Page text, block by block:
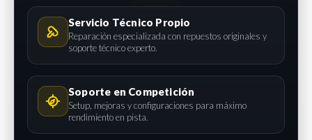
Servicio Técnico Propio
Reparación especializada con repuestos originales y
soporte técnico experto.
Soporte en Competición
Setup, mejoras y configuraciones para máximo
rendimiento en pista.